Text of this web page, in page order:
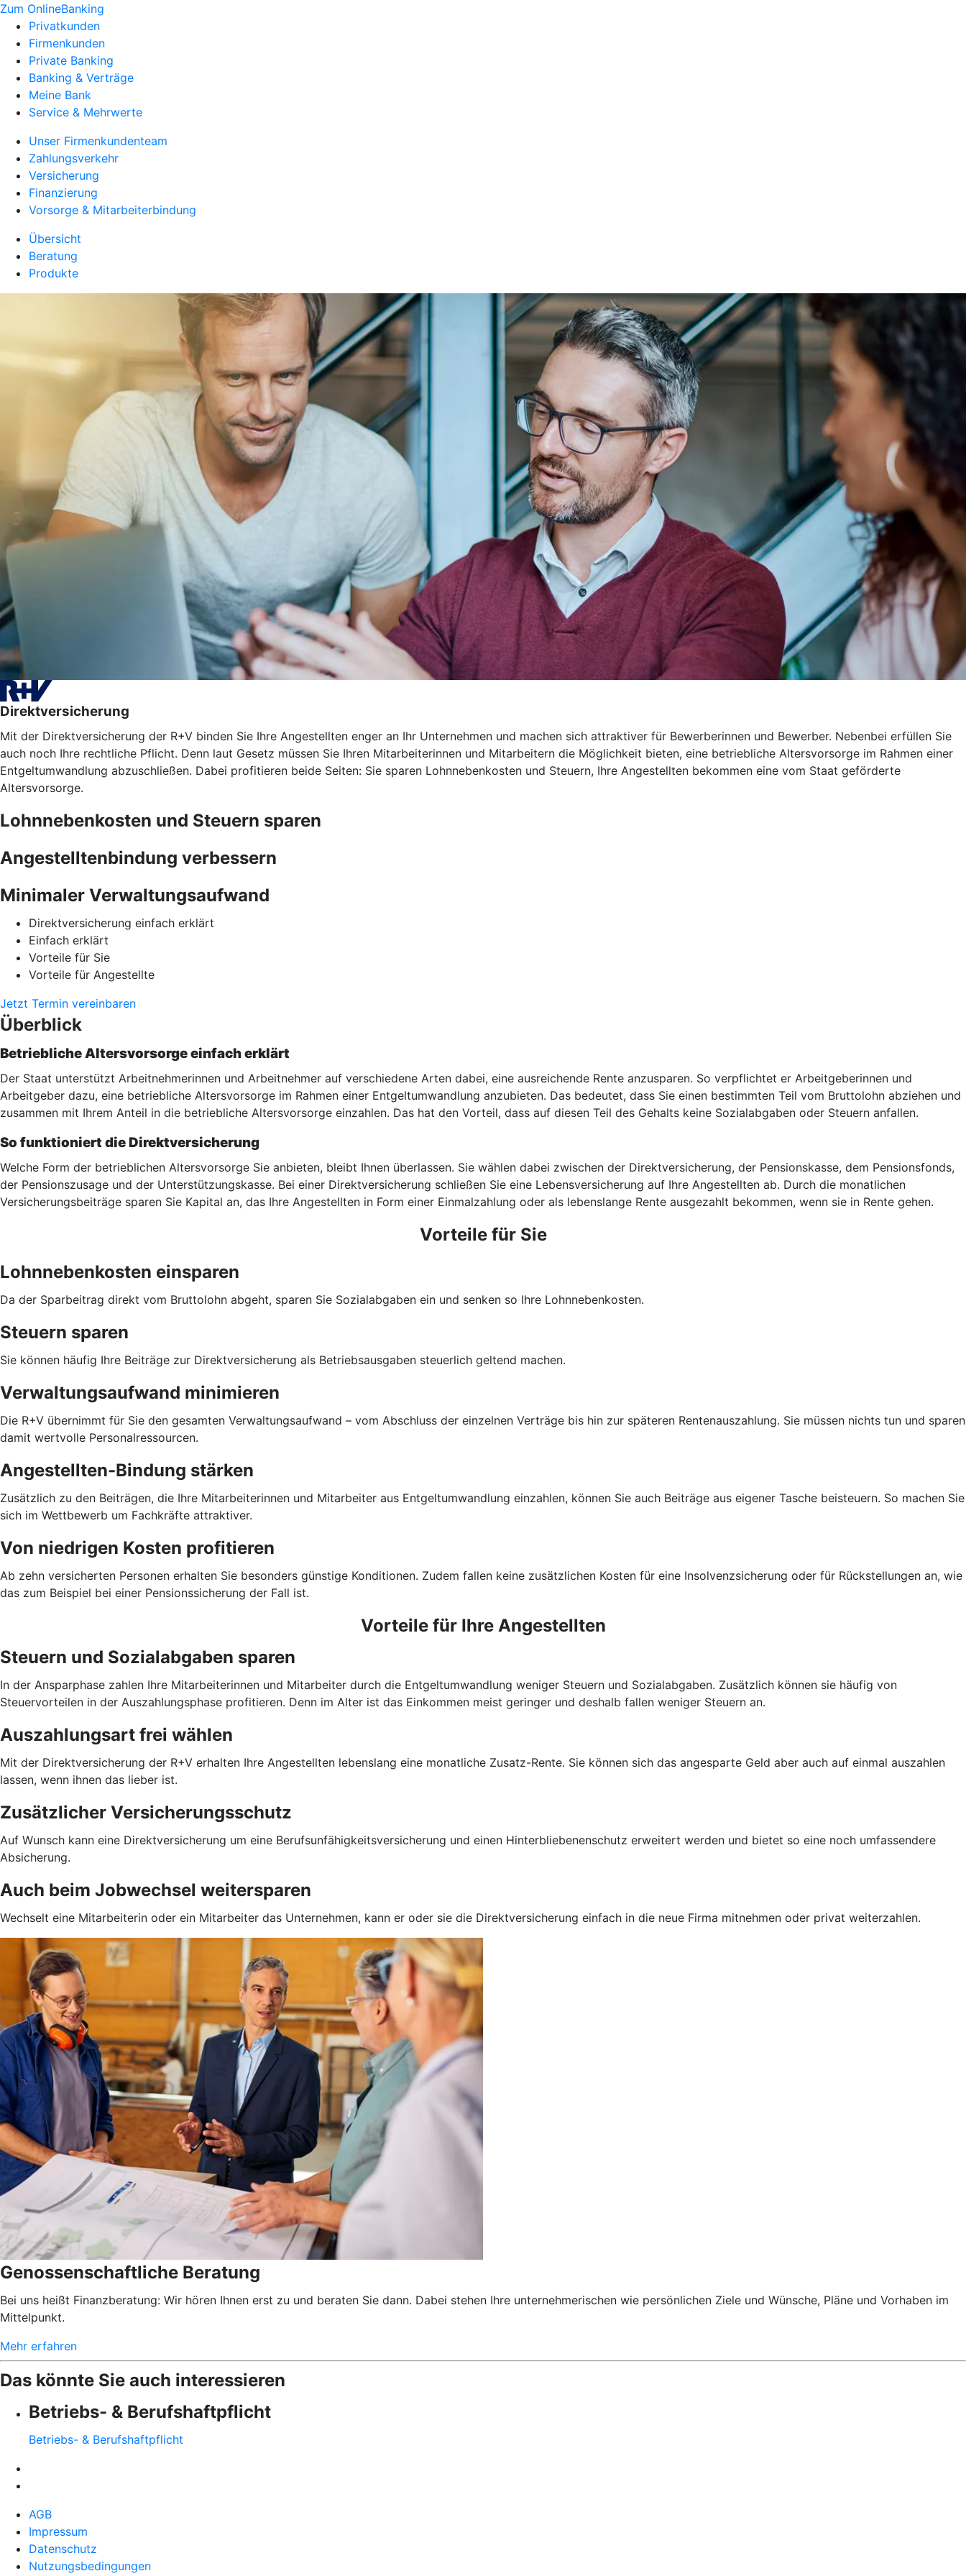
Zum OnlineBanking
Privatkunden
Firmenkunden
Private Banking
Banking & Verträge
Meine Bank
Service & Mehrwerte
Unser Firmenkundenteam
Zahlungsverkehr
Versicherung
Finanzierung
Vorsorge & Mitarbeiterbindung
Übersicht
Beratung
Produkte
Direktversicherung
Mit der Direktversicherung der R+V binden Sie Ihre Angestellten enger an Ihr Unternehmen und machen sich attraktiver für Bewerberinnen und Bewerber. Nebenbei erfüllen Sie
auch noch Ihre rechtliche Pflicht. Denn laut Gesetz müssen Sie Ihren Mitarbeiterinnen und Mitarbeitern die Möglichkeit bieten, eine betriebliche Altersvorsorge im Rahmen einer
Entgeltumwandlung abzuschließen. Dabei profitieren beide Seiten: Sie sparen Lohnnebenkosten und Steuern, Ihre Angestellten bekommen eine vom Staat geförderte
Altersvorsorge.
Lohnnebenkosten und Steuern sparen
Angestelltenbindung verbessern
Minimaler Verwaltungsaufwand
Direktversicherung einfach erklärt
Einfach erklärt
Vorteile für Sie
Vorteile für Angestellte
Jetzt Termin vereinbaren
Überblick
Betriebliche Altersvorsorge einfach erklärt
Der Staat unterstützt Arbeitnehmerinnen und Arbeitnehmer auf verschiedene Arten dabei, eine ausreichende Rente anzusparen. So verpflichtet er Arbeitgeberinnen und
Arbeitgeber dazu, eine betriebliche Altersvorsorge im Rahmen einer Entgeltumwandlung anzubieten. Das bedeutet, dass Sie einen bestimmten Teil vom Bruttolohn abziehen und
zusammen mit Ihrem Anteil in die betriebliche Altersvorsorge einzahlen. Das hat den Vorteil, dass auf diesen Teil des Gehalts keine Sozialabgaben oder Steuern anfallen.
So funktioniert die Direktversicherung
Welche Form der betrieblichen Altersvorsorge Sie anbieten, bleibt Ihnen überlassen. Sie wählen dabei zwischen der Direktversicherung, der Pensionskasse, dem Pensionsfonds,
der Pensionszusage und der Unterstützungskasse. Bei einer Direktversicherung schließen Sie eine Lebensversicherung auf Ihre Angestellten ab. Durch die monatlichen
Versicherungsbeiträge sparen Sie Kapital an, das Ihre Angestellten in Form einer Einmalzahlung oder als lebenslange Rente ausgezahlt bekommen, wenn sie in Rente gehen.
Vorteile für Sie
Lohnnebenkosten einsparen
Da der Sparbeitrag direkt vom Bruttolohn abgeht, sparen Sie Sozialabgaben ein und senken so Ihre Lohnnebenkosten.
Steuern sparen
Sie können häufig Ihre Beiträge zur Direktversicherung als Betriebsausgaben steuerlich geltend machen.
Verwaltungsaufwand minimieren
Die R+V übernimmt für Sie den gesamten Verwaltungsaufwand – vom Abschluss der einzelnen Verträge bis hin zur späteren Rentenauszahlung. Sie müssen nichts tun und sparen
damit wertvolle Personalressourcen.
Angestellten-Bindung stärken
Zusätzlich zu den Beiträgen, die Ihre Mitarbeiterinnen und Mitarbeiter aus Entgeltumwandlung einzahlen, können Sie auch Beiträge aus eigener Tasche beisteuern. So machen Sie
sich im Wettbewerb um Fachkräfte attraktiver.
Von niedrigen Kosten profitieren
Ab zehn versicherten Personen erhalten Sie besonders günstige Konditionen. Zudem fallen keine zusätzlichen Kosten für eine Insolvenzsicherung oder für Rückstellungen an, wie
das zum Beispiel bei einer Pensionssicherung der Fall ist.
Vorteile für Ihre Angestellten
Steuern und Sozialabgaben sparen
In der Ansparphase zahlen Ihre Mitarbeiterinnen und Mitarbeiter durch die Entgeltumwandlung weniger Steuern und Sozialabgaben. Zusätzlich können sie häufig von
Steuervorteilen in der Auszahlungsphase profitieren. Denn im Alter ist das Einkommen meist geringer und deshalb fallen weniger Steuern an.
Auszahlungsart frei wählen
Mit der Direktversicherung der R+V erhalten Ihre Angestellten lebenslang eine monatliche Zusatz-Rente. Sie können sich das angesparte Geld aber auch auf einmal auszahlen
lassen, wenn ihnen das lieber ist.
Zusätzlicher Versicherungsschutz
Auf Wunsch kann eine Direktversicherung um eine Berufsunfähigkeitsversicherung und einen Hinterbliebenenschutz erweitert werden und bietet so eine noch umfassendere
Absicherung.
Auch beim Jobwechsel weitersparen
Wechselt eine Mitarbeiterin oder ein Mitarbeiter das Unternehmen, kann er oder sie die Direktversicherung einfach in die neue Firma mitnehmen oder privat weiterzahlen.
Genossenschaftliche Beratung
Bei uns heißt Finanzberatung: Wir hören Ihnen erst zu und beraten Sie dann. Dabei stehen Ihre unternehmerischen wie persönlichen Ziele und Wünsche, Pläne und Vorhaben im
Mittelpunkt.
Mehr erfahren
Das könnte Sie auch interessieren
Betriebs- & Berufshaftpflicht
Betriebs- & Berufshaftpflicht
AGB
Impressum
Datenschutz
Nutzungsbedingungen